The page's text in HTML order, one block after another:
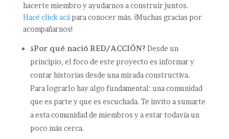
hacerte miembro y ayudarnos a construir juntos.
Hacé click acá para conocer más. ¡Muchas gracias por
acompañarnos!
¿Por qué nació RED/ACCIÓN? Desde un
principio, el foco de este proyecto es informar y
contar historias desde una mirada constructiva.
Para lograrlo hay algo fundamental: una comunidad
que es parte y que es escuchada. Te invito a sumarte
a esta comunidad de miembros y a estar todavía un
poco más cerca.